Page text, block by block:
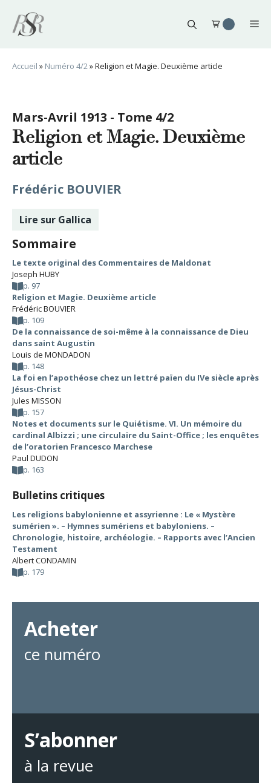
contenu
Accueil » Numéro 4/2»Religion et Magie. Deuxième article
Mars-Avril 1913 - Tome 4/2
Religion et Magie. Deuxième
article
Frédéric BOUVIER
Lire sur Gallica
Sommaire
Le texte original des Commentaires de Maldonat
Joseph HUBY
p. 97
Religion et Magie. Deuxième article
Frédéric BOUVIER
p. 109
De la connaissance de soi-même à la connaissance de Dieu
dans saint Augustin
Louis de MONDADON
p. 148
La foi en l’apothéose chez un lettré païen du IVe siècle après
Jésus-Christ
Jules MISSON
p. 157
Notes et documents sur le Quiétisme. VI. Un mémoire du
cardinal Albizzi ; une circulaire du Saint-Office ; les enquêtes
de l’oratorien Francesco Marchese
Paul DUDON
p. 163
Bulletins critiques
Les religions babylonienne et assyrienne : Le « Mystère
sumérien ». – Hymnes sumériens et babyloniens. –
Chronologie, histoire, archéologie. – Rapports avec l’Ancien
Testament
Albert CONDAMIN
p. 179
Acheter
ce numéro
S’abonner
à la revue